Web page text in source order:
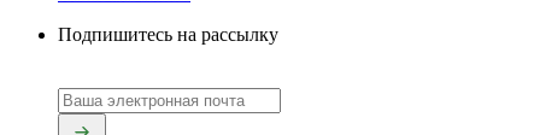
Подпишитесь на рассылку